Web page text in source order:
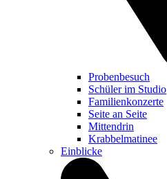
Probenbesuch
Schüler im Studio
Familienkonzerte
Seite an Seite
Mittendrin
Krabbelmatinee
Einblicke